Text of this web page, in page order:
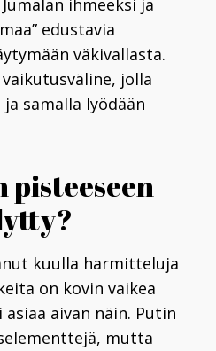
ihmeeksi ja
edustavia
väkivallasta.
jolla
samalla lyödään
kuulla harmitteluja
on kovin vaikea
aivan näin. Putin
mutta